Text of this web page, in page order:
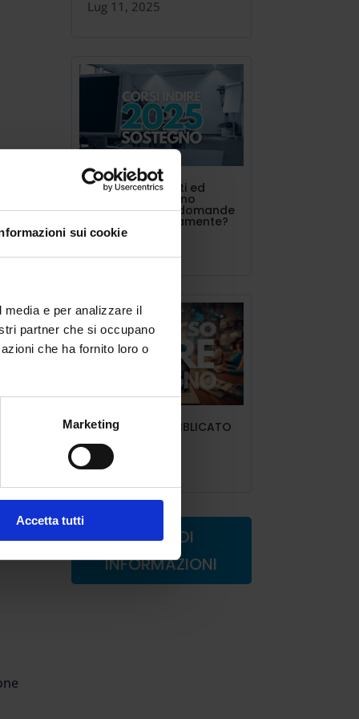
sui cookie
e per analizzare il
partner che si occupano
che ha fornito loro o
Marketing
Accetta tutti
Lug 11, 2025
INDIRE triennalisti ed
estero. Si possono
presentare più domande
contemporaneamente?
ART.6 INDIRE PUBBLICATO
Lug 9, 2025
RICHIEDI
INFORMAZIONI